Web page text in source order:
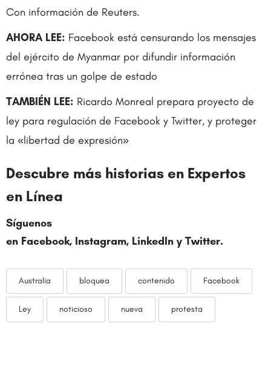
Con información de Reuters.
AHORA LEE: Facebook está censurando los mensajes
del ejército de Myanmar por difundir información
errónea tras un golpe de estado
TAMBIÉN LEE: Ricardo Monreal prepara proyecto de
ley para regulación de Facebook y Twitter, y proteger
la «libertad de expresión»
Descubre más historias en Expertos
en Línea
Síguenos
en Facebook, Instagram, LinkedIn y Twitter.
Australia bloquea contenido Facebook
Ley noticioso nueva protesta